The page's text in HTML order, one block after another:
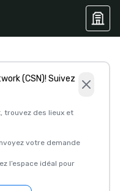
(CSN)! Suivez
trouvez des lieux et
votre demande
l’espace idéal pour